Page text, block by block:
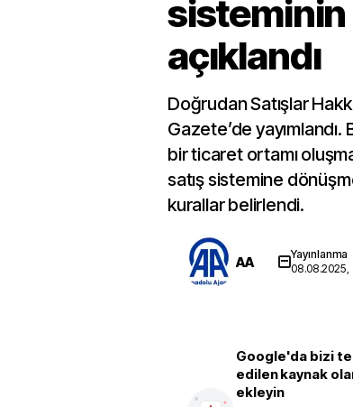
sisteminin
açıklandı
Doğrudan Satışlar
Gazete’de
bir ticaret ortamı
satış sistemine
kurallar belirlendi.
AA
Yayınlanma
08.08.2025,
Google'da bizi
edilen kaynak
ekleyin